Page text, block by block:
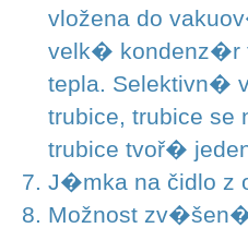
vložena do
velk� kondenz�r
tepla. Selektivn�
trubice, trubice
trubice tvoř�
J�mka na čidlo z
Možnost